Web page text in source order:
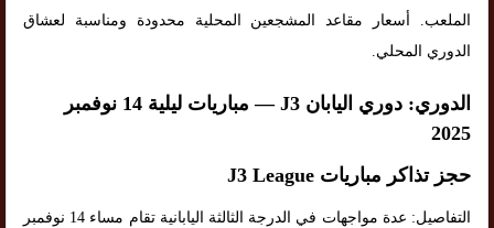
الملعب. أسعار مقاعد المشجعين المحلية محدودة ومناسبة لعشاق
الدوري المحلي.
الدوري: دوري اليابان J3 — مباريات ليلية 14 نوفمبر
2025
حجز تذاكر مباريات J3 League
التفاصيل: عدة مواجهات في الدرجة الثالثة اليابانية تقام مساء 14 نوفمبر